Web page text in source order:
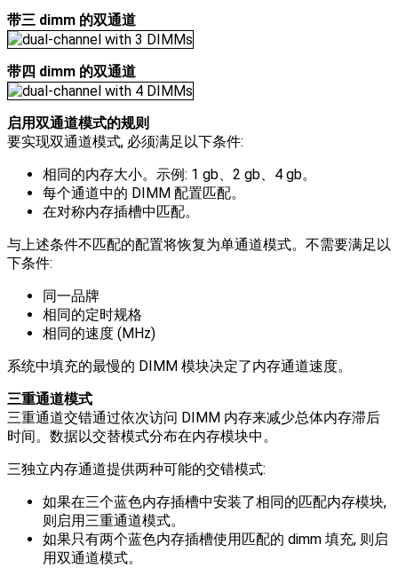
带三 dimm 的双通道
带四 dimm 的双通道
启用双通道模式的规则
要实现双通道模式, 必须满足以下条件:
相同的内存大小。示例: 1 gb、2 gb、4 gb。
每个通道中的 DIMM 配置匹配。
在对称内存插槽中匹配。
与上述条件不匹配的配置将恢复为单通道模式。不需要满足以
下条件:
同一品牌
相同的定时规格
相同的速度 (MHz)
系统中填充的最慢的 DIMM 模块决定了内存通道速度。
三重通道模式
三重通道交错通过依次访问 DIMM 内存来减少总体内存滞后
时间。数据以交替模式分布在内存模块中。
三独立内存通道提供两种可能的交错模式:
如果在三个蓝色内存插槽中安装了相同的匹配内存模块,
则启用三重通道模式。
如果只有两个蓝色内存插槽使用匹配的 dimm 填充, 则启
用双通道模式。